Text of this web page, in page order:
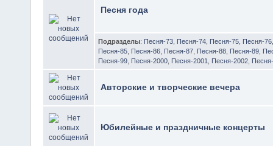
Песня года
Подразделы: Песня-73 Песня-74 Песня-75 Песня-76
Песня-85 Песня-86 Песня-87 Песня-88 Песня-89
Песня-99 Песня-2000 Песня-2001 Песня-2002
Авторские и творческие вечера
Юбилейные и праздничные концерты